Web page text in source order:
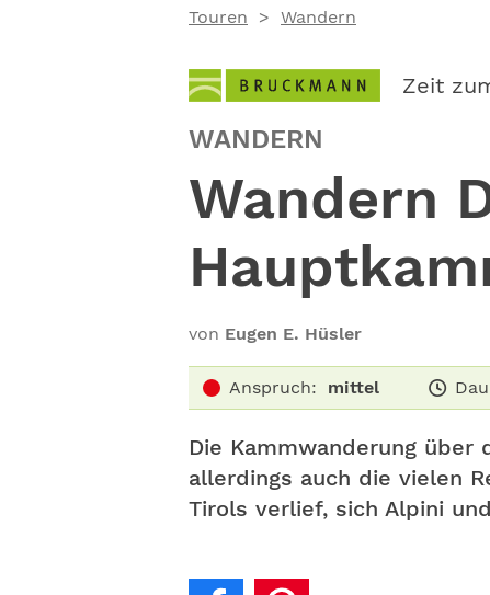
Touren Wandern
Zeit
WANDERN
Wandern
von Eugen E. Hüsler
Anspruch: mittel
Die Kammwanderung
allerdings auch die vielen
Tirols verlief, sich Alpini